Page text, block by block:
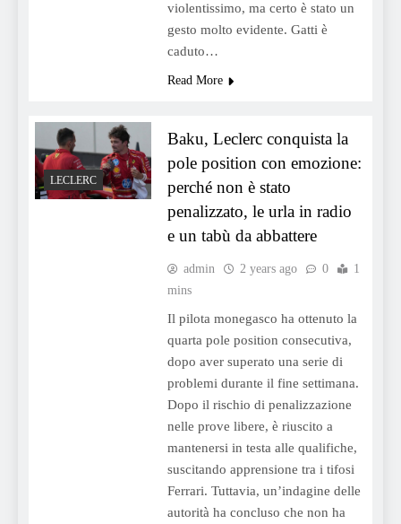
violentissimo, ma certo è stato un
gesto molto evidente. Gatti è
caduto…
Read More
LECLERC
Baku, Leclerc conquista la
pole position con emozione:
perché non è stato
penalizzato, le urla in radio
e un tabù da abbattere
admin 2 years ago 0
1
mins
Il pilota monegasco ha ottenuto la
quarta pole position consecutiva,
dopo aver superato una serie di
problemi durante il fine settimana.
Dopo il rischio di penalizzazione
nelle prove libere, è riuscito a
mantenersi in testa alle qualifiche,
suscitando apprensione tra i tifosi
Ferrari. Tuttavia, un’indagine delle
autorità ha concluso che non ha